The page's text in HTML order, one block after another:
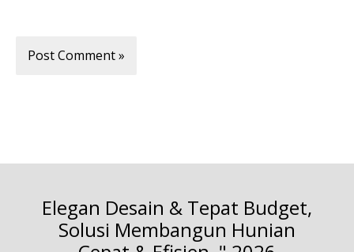
Elegan Desain & Tepat Budget,
Solusi Membangun Hunian